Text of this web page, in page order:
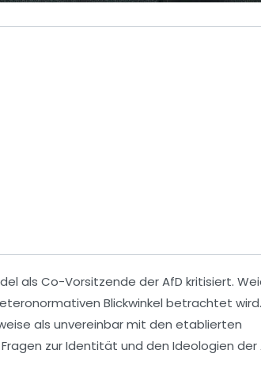
als Co-Vorsitzende derAfD kritisiert.
Blickwinkel betrachtet wird.
als unvereinbar mit den etablierten
zurIdentität und den Ideologien der